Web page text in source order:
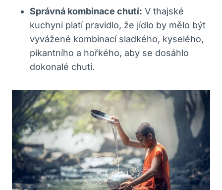
Správná kombinace chutí: V thajské
kuchyni platí pravidlo, že jídlo by mělo být
vyvážené kombinací sladkého, kyselého,
pikantního a hořkého, aby se dosáhlo
dokonalé chuti.